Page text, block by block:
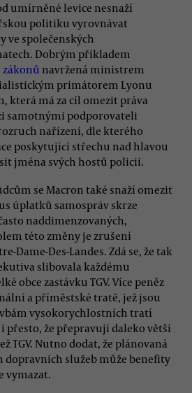
umírněné levice nesnaží
politiku vyrovnávat
ve společenských
Dobrým příkladem
zákonů navržená ministrem
primátorem Lyonu
která má za cíl omezit práva
samotnými podporovateli
nařízení, dle kterého
poskytující střechu nad hlavou
jména svých hostů policii.
se Macron také snaží omezit
úplatků samospráv skrze
naddimenzovaných,
této změny je zrušení
Dame-Des-Landes. Zdá se, že tak
slibovala každému
obce zastávku TGV. Více peněz
a příměstské tratě, jež jsou
vysokorychlostních tratí
přesto, že přepravují daleko větší
TGV. Nutno dodat, že plánovaná
dopravních služeb může benefity
vymazat.